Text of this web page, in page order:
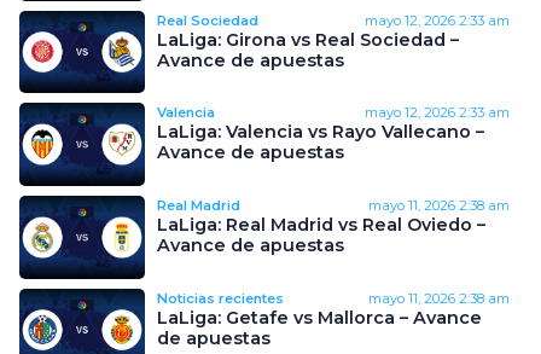
Real Sociedad mayo 12, 2026 2:33 am
LaLiga: Girona vs Real Sociedad –
Avance de apuestas
Valencia mayo 12, 2026 2:33 am
LaLiga: Valencia vs Rayo Vallecano –
Avance de apuestas
Real Madrid mayo 11, 2026 2:38 am
LaLiga: Real Madrid vs Real Oviedo –
Avance de apuestas
Noticias recientes mayo 11, 2026 2:38 am
LaLiga: Getafe vs Mallorca – Avance
de apuestas